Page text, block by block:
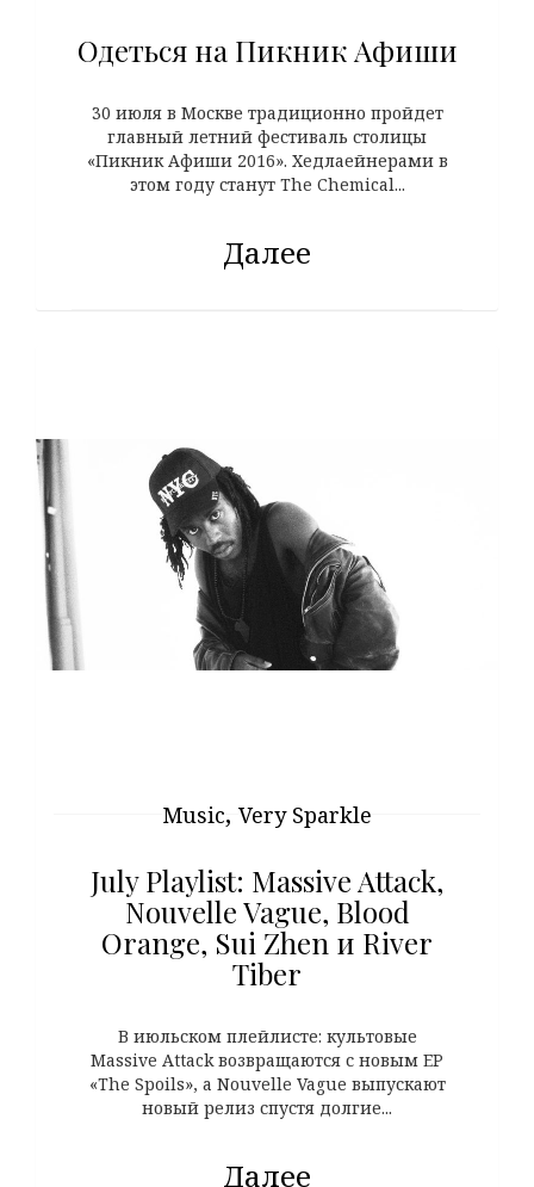
Одеться на Пикник Афиши
30 июля в Москве традиционно пройдет
главный летний фестиваль столицы
«Пикник Афиши 2016». Хедлаейнерами в
этом году станут The Chemical...
Далее
Music, Very Sparkle
July Playlist: Massive Attack,
Nouvelle Vague, Blood
Orange, Sui Zhen и River
Tiber
В июльском плейлисте: культовые
Massive Attack возвращаются с новым EP
«The Spoils», а Nouvelle Vague выпускают
новый релиз спустя долгие...
Далее